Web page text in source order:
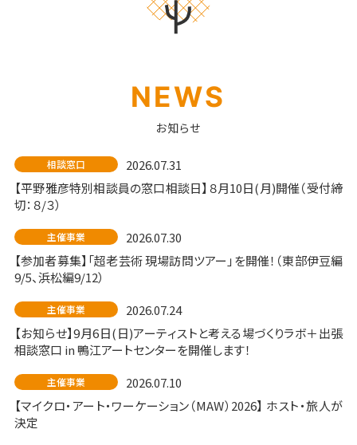
NEWS
お知らせ
相談窓口
2026.07.31
【平野雅彦特別相談員の窓口相談日】８月10日(月)開催（受付締
切：８/３）
主催事業
2026.07.30
【参加者募集】「超老芸術 現場訪問ツアー」を開催！（東部伊豆編
9/5、浜松編9/12）
主催事業
2026.07.24
【お知らせ】9月6日(日)アーティストと考える場づくりラボ＋出張
相談窓口 in 鴨江アートセンターを開催します！
主催事業
2026.07.10
【マイクロ・アート・ワーケーション（MAW）2026】 ホスト・旅人が
決定